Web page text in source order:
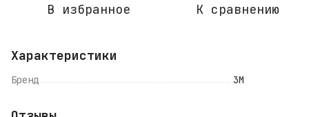
В избранное К сравнению
Характеристики
Бренд 3M